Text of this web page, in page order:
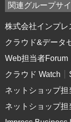
関連グループサ
株式会社インプレ
クラウド&データ
Web担当者Forum
クラウド Watch
ネットショップ担
ネットショップ